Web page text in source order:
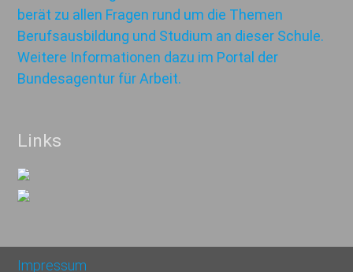
Links
Impressum